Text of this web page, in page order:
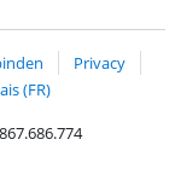
Privacy
(FR)